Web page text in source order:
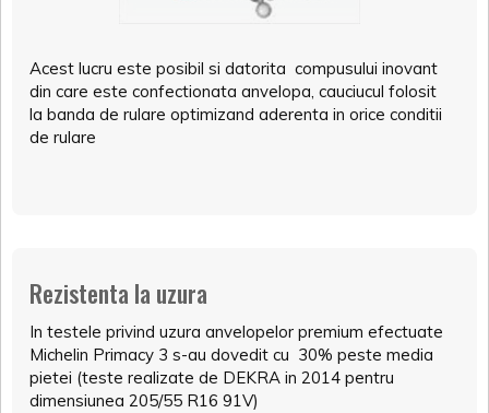
Acest lucru este posibil si datorita compusului inovant
din care este confectionata anvelopa, cauciucul folosit
la banda de rulare optimizand aderenta in orice conditii
de rulare
Rezistenta la uzura
In testele privind uzura anvelopelor premium efectuate
Michelin Primacy 3 s-au dovedit cu 30% peste media
pietei (teste realizate de DEKRA in 2014 pentru
dimensiunea 205/55 R16 91V)